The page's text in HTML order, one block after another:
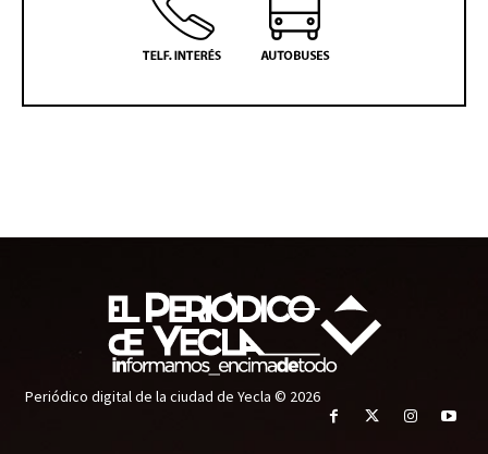
Periódico digital de la ciudad de Yecla © 2026